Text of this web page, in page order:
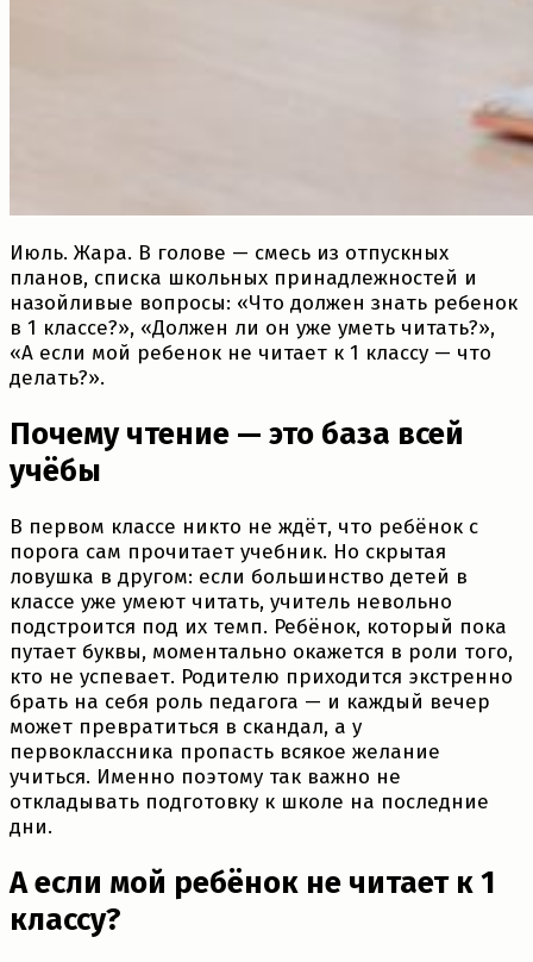
Июль. Жара. В голове — смесь из отпускных
планов, списка школьных принадлежностей и
назойливые вопросы: «Что должен знать ребенок
в 1 классе?», «Должен ли он уже уметь читать?»,
«А если мой ребенок не читает к 1 классу — что
делать?».
Почему чтение — это база всей
учёбы
В первом классе никто не ждёт, что ребёнок с
порога сам прочитает учебник. Но скрытая
ловушка в другом: если большинство детей в
классе уже умеют читать, учитель невольно
подстроится под их темп. Ребёнок, который пока
путает буквы, моментально окажется в роли того,
кто не успевает. Родителю приходится экстренно
брать на себя роль педагога — и каждый вечер
может превратиться в скандал, а у
первоклассника пропасть всякое желание
учиться. Именно поэтому так важно не
откладывать подготовку к школе на последние
дни.
А если мой ребёнок не читает к 1
классу?